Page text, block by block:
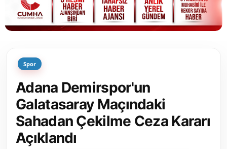
Bakanlıklar
Siyasi Partiler
Yerel Yönetimler
Mülki İdare
Toplum ve Yaşam
Spor
Adana Demirspor'un
Galatasaray Maçındaki
Sahadan Çekilme Ceza Kararı
Açıklandı